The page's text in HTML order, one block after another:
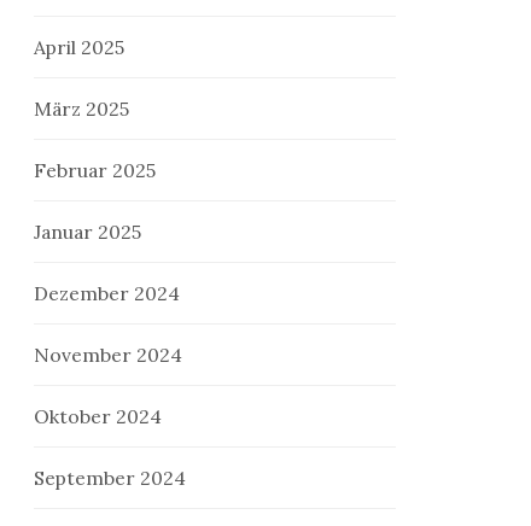
April 2025
März 2025
Februar 2025
Januar 2025
Dezember 2024
November 2024
Oktober 2024
September 2024